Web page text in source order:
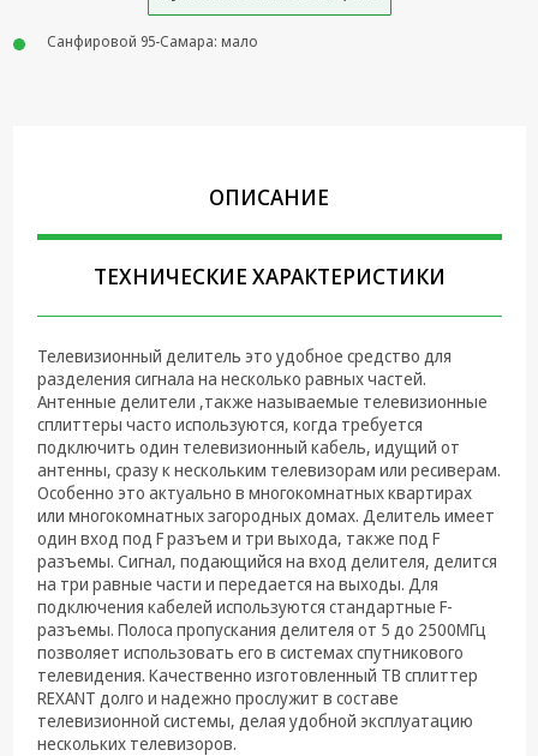
Батарейки,
Климатическая
Светотехника
Товары для
дома и Бытовая
техника
Компьютерные
комплектующие
Системы
безопасности
Санфировой 95-Самара: мало
ОПИСАНИЕ
ТЕХНИЧЕСКИЕ ХАРАКТЕРИСТИКИ
Телевизионный делитель это удобное средство для
разделения сигнала на несколько равных частей.
Антенные делители ,также называемые телевизионные
сплиттеры часто используются, когда требуется
подключить один телевизионный кабель, идущий от
антенны, сразу к нескольким телевизорам или ресиверам.
Особенно это актуально в многокомнатных квартирах
или многокомнатных загородных домах. Делитель имеет
один вход под F разъем и три выхода, также под F
разъемы. Сигнал, подающийся на вход делителя, делится
на три равные части и передается на выходы. Для
подключения кабелей используются стандартные F-
разъемы. Полоса пропускания делителя от 5 до 2500МГц
позволяет использовать его в системах спутникового
телевидения. Качественно изготовленный ТВ сплиттер
REXANT долго и надежно прослужит в составе
телевизионной системы, делая удобной эксплуатацию
нескольких телевизоров.